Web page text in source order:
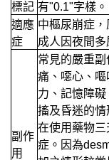
標記 有"0.1"字樣。
適應
症
中樞尿崩症，
成人因夜間多
副作
用
常見的嚴重
痛、噁心、
力、記憶障
搐及昏迷的
在使用藥物
症。因為